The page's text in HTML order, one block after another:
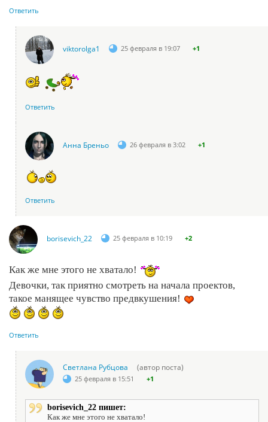
Ответить
viktorolga1 25 февраля в 19:07 +1
Ответить
Анна Бреньо 26 февраля в 3:02 +1
Ответить
borisevich_22 25 февраля в 10:19 +2
Как же мне этого не хватало!
Девочки, так приятно смотреть на начала проектов,
такое манящее чувство предвкушения!
Ответить
Светлана Рубцова (автор поста)
25 февраля в 15:51 +1
borisevich_22 пишет:
Как же мне этого не хватало!